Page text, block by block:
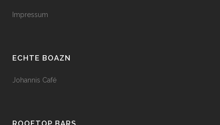
Impressum
ECHTE BOAZN
Johannis Café